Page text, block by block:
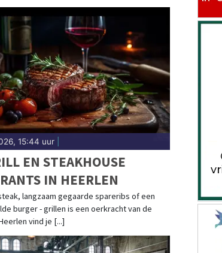
15:44 uur|
EN STEAKHOUSE
IN HEERLEN
langzaam gegaarde spareribs of een
burger - grillen is een oerkracht van de
vind je [...]